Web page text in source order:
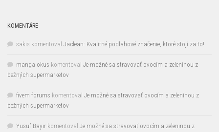
KOMENTÁRE
sakis komentoval Jaclean: Kvalitné podlahové značenie, ktoré stojí za to!
manga okus komentoval Je možné sa stravovať ovocím a zeleninou z
bežných supermarketov
fivem forums komentoval Je možné sa stravovať ovocím a zeleninou z
bežných supermarketov
Yusuf Bayır komentoval Je možné sa stravovať ovocím a zeleninou z